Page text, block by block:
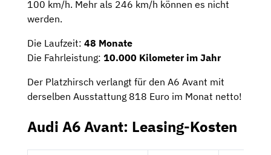
100 km/h. Mehr als 246 km/h können es nicht
werden.
Die Laufzeit: 48 Monate
Die Fahrleistung: 10.000 Kilometer im Jahr
Der Platzhirsch verlangt für den A6 Avant mit
derselben Ausstattung 818 Euro im Monat netto!
Audi A6 Avant: Leasing-Kosten